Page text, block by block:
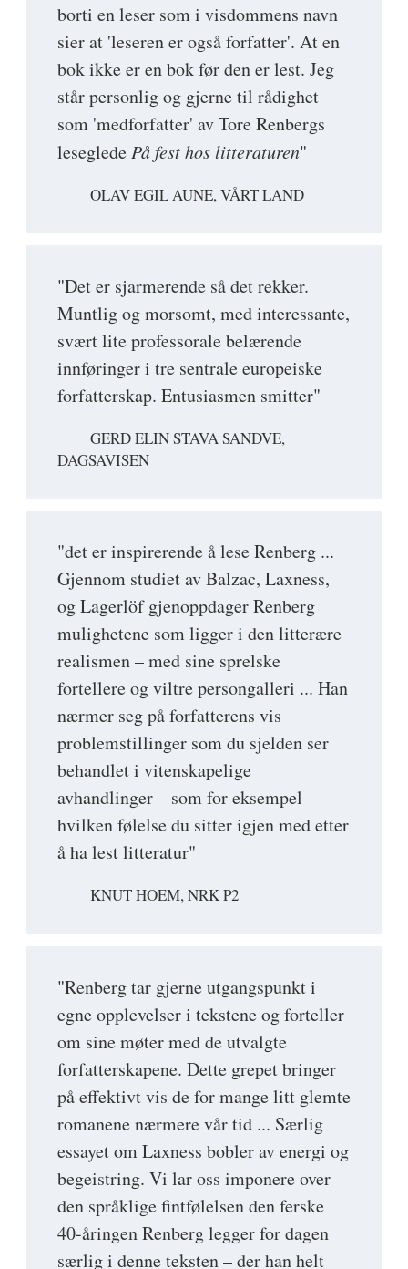
borti en leser som i visdommens navn
sier at 'leseren er også forfatter'. At en
bok ikke er en bok før den er lest. Jeg
står personlig og gjerne til rådighet
som 'medforfatter' av Tore Renbergs
leseglede På fest hos litteraturen"
OLAV EGIL AUNE, VÅRT LAND
"Det er sjarmerende så det rekker.
Muntlig og morsomt, med interessante,
svært lite professorale belærende
innføringer i tre sentrale europeiske
forfatterskap. Entusiasmen smitter"
GERD ELIN STAVA SANDVE,
DAGSAVISEN
"det er inspirerende å lese Renberg ...
Gjennom studiet av Balzac, Laxness,
og Lagerlöf gjenoppdager Renberg
mulighetene som ligger i den litterære
realismen – med sine sprelske
fortellere og viltre persongalleri ... Han
nærmer seg på forfatterens vis
problemstillinger som du sjelden ser
behandlet i vitenskapelige
avhandlinger – som for eksempel
hvilken følelse du sitter igjen med etter
å ha lest litteratur"
KNUT HOEM, NRK P2
"Renberg tar gjerne utgangspunkt i
egne opplevelser i tekstene og forteller
om sine møter med de utvalgte
forfatterskapene. Dette grepet bringer
på effektivt vis de for mange litt glemte
romanene nærmere vår tid ... Særlig
essayet om Laxness bobler av energi og
begeistring. Vi lar oss imponere over
den språklige fintfølelsen den ferske
40-åringen Renberg legger for dagen
særlig i denne teksten – der han helt